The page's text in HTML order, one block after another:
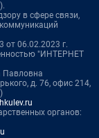
в сфере связи,
06.02.2023 г.
"ИНТЕРНЕТ
Павловна
д. 76, офис 214,
органов: